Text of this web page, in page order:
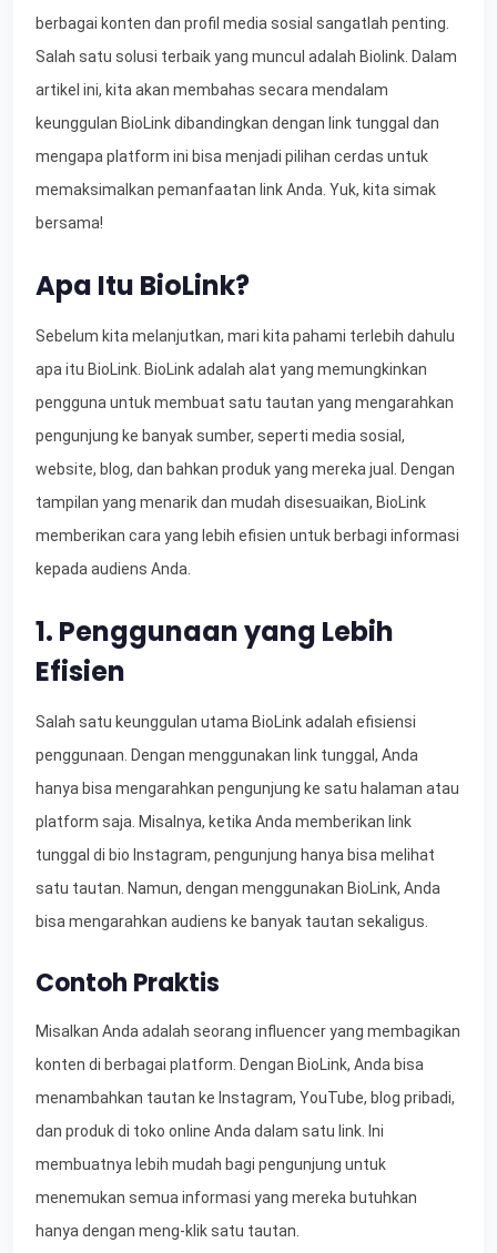
berbagai konten dan profil media sosial sangatlah penting.
Salah satu solusi terbaik yang muncul adalah Biolink. Dalam
artikel ini, kita akan membahas secara mendalam
keunggulan BioLink dibandingkan dengan link tunggal dan
mengapa platform ini bisa menjadi pilihan cerdas untuk
memaksimalkan pemanfaatan link Anda. Yuk, kita simak
bersama!
Apa Itu BioLink?
Sebelum kita melanjutkan, mari kita pahami terlebih dahulu
apa itu BioLink. BioLink adalah alat yang memungkinkan
pengguna untuk membuat satu tautan yang mengarahkan
pengunjung ke banyak sumber, seperti media sosial,
website, blog, dan bahkan produk yang mereka jual. Dengan
tampilan yang menarik dan mudah disesuaikan, BioLink
memberikan cara yang lebih efisien untuk berbagi informasi
kepada audiens Anda.
1. Penggunaan yang Lebih
Efisien
Salah satu keunggulan utama BioLink adalah efisiensi
penggunaan. Dengan menggunakan link tunggal, Anda
hanya bisa mengarahkan pengunjung ke satu halaman atau
platform saja. Misalnya, ketika Anda memberikan link
tunggal di bio Instagram, pengunjung hanya bisa melihat
satu tautan. Namun, dengan menggunakan BioLink, Anda
bisa mengarahkan audiens ke banyak tautan sekaligus.
Contoh Praktis
Misalkan Anda adalah seorang influencer yang membagikan
konten di berbagai platform. Dengan BioLink, Anda bisa
menambahkan tautan ke Instagram, YouTube, blog pribadi,
dan produk di toko online Anda dalam satu link. Ini
membuatnya lebih mudah bagi pengunjung untuk
menemukan semua informasi yang mereka butuhkan
hanya dengan meng-klik satu tautan.